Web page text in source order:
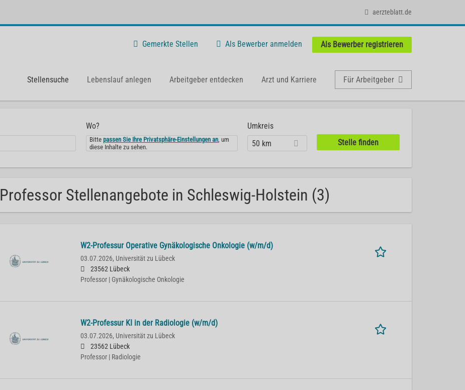
aerzteblatt.de
Gemerkte Stellen Als Bewerber anmelden Als Bewerber registrieren
Stellensuche Lebenslauf anlegen Arbeitgeber entdecken Arzt und Karriere Für Arbeitgeber
Wo?
Bittepassen Sie Ihre Privatsphäre-Einstellungen an, um
diese Inhalte zu sehen.
Umkreis
50 km
Professor Stellenangebote in Schleswig-Holstein (3)
W2-Professur Operative Gynäkologische Onkologie (w/m/d)
03.07.2026, Universität zu Lübeck
23562 Lübeck
Professor | Gynäkologische Onkologie
W2-Professur KI in der Radiologie (w/m/d)
03.07.2026, Universität zu Lübeck
23562 Lübeck
Professor | Radiologie